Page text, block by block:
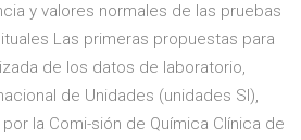
y valores normales de las pruebas
Las primeras propuestas para
de los datos de laboratorio,
de Unidades (unidades SI),
la Comi-sión de Química Clínica de